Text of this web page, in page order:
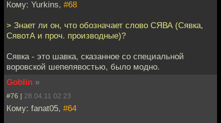
Кому: Yurkins, #68
> Знает ли он, что обозначает слово СЯВА (Сявка,
СявотА и проч. производные)?
Сявка - это шавка, сказанное со специальной
воровской шепелявостью, было модно.
Goblin »
#76 | 28.04.11 02:23
Кому: fanat05, #64